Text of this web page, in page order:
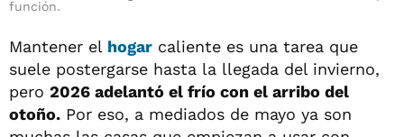
función.
Mantener el hogar caliente es una tarea que
suele postergarse hasta la llegada del invierno,
pero 2026 adelantó el frío con el arribo del
otoño. Por eso, a mediados de mayo ya son